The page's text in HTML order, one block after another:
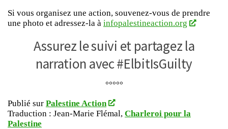
Si vous organisez une action, souvenez-vous de prendre
une photo et adressez-la à infopalestineaction.org
Assurez le suivi et partagez la
narration avec #ElbitIsGuilty
°°°°°
Publié sur Palestine Action
Traduction : Jean-Marie Flémal, Charleroi pour la
Palestine